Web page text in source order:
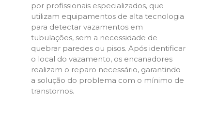
por profissionais especializados, que
utilizam equipamentos de alta tecnologia
para detectar vazamentos em
tubulações, sem a necessidade de
quebrar paredes ou pisos. Após identificar
o local do vazamento, os encanadores
realizam o reparo necessário, garantindo
a solução do problema com o mínimo de
transtornos.